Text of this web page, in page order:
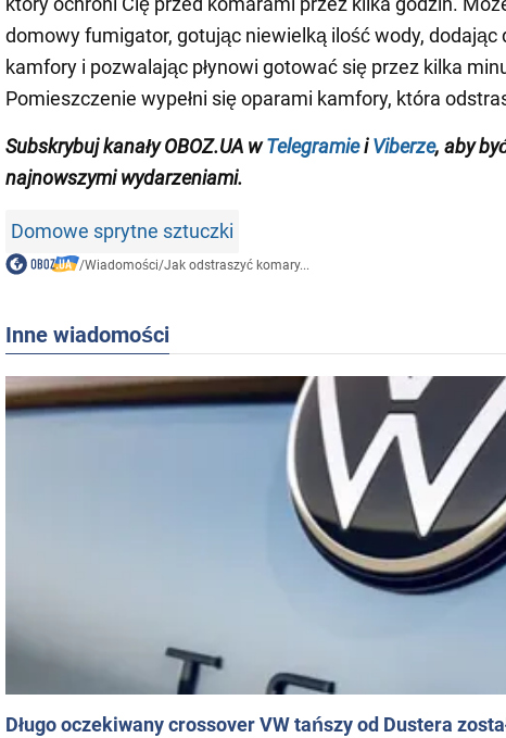
domowy fumigator, gotując niewielką ilość wody, dodając
kamfory i pozwalając płynowi gotować się przez kilka
Pomieszczenie wypełni się oparami kamfory, która
Subskrybuj kanały OBOZ.UA wTelegramieiViberze, aby
najnowszymi wydarzeniami.
Domowe sprytne sztuczki
/Wiadomości/Jak odstraszyć komary...
Inne wiadomości
Długo oczekiwany crossover VW tańszy od Dustera